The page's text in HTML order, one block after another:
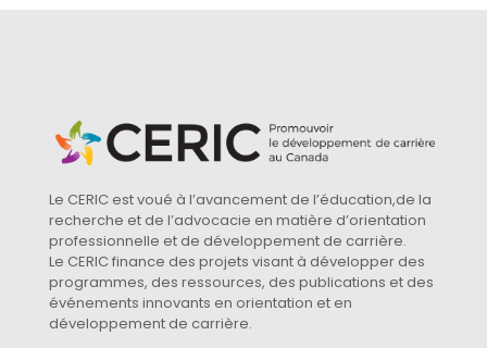
Le CERIC est voué à l’avancement de l’éducation,de la
recherche et de l’advocacie en matière d’orientation
professionnelle et de développement de carrière.
Le CERIC finance des projets visant à développer des
programmes, des ressources, des publications et des
événements innovants en orientation et en
développement de carrière.